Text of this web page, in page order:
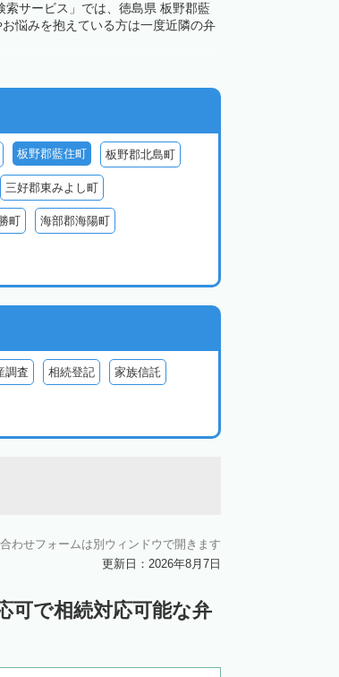
サービス」では、徳島県 板野郡藍
悩みを抱えている方は一度近隣の弁
板野郡藍住町 板野郡北島町
三好郡東みよし町
町 海部郡海陽町
調査 相続登記 家族信託
わせフォームは別ウィンドウで開きます
更新日：2026年8月7日
可で相続対応可能な弁